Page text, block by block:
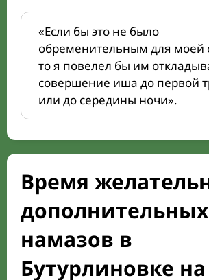
«Если бы это не было
обременительным для
то я повелел бы им
совершение иша до первой
или до середины ночи».
Время
дополнительных
намазов в
Бутурлиновке на